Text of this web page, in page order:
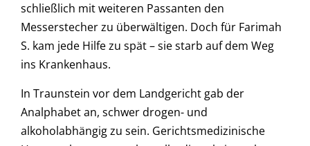
schließlich mit weiteren Passanten den
Messerstecher zu überwältigen. Doch für Farimah
S. kam jede Hilfe zu spät – sie starb auf dem Weg
ins Krankenhaus.
In Traunstein vor dem Landgericht gab der
Analphabet an, schwer drogen- und
alkoholabhängig zu sein. Gerichtsmedizinische